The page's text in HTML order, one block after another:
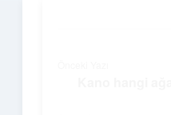
Temiz
Kano hangi